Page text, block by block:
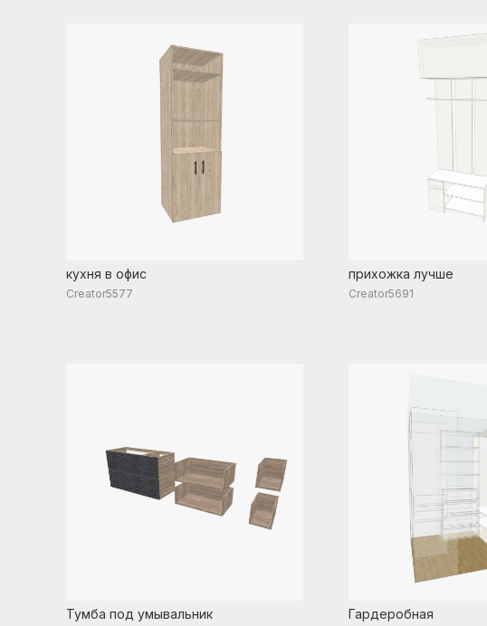
кухня в офис
Creator5577
прихожка лучше
Creator5691
Тумба под умывальник Гардеробная